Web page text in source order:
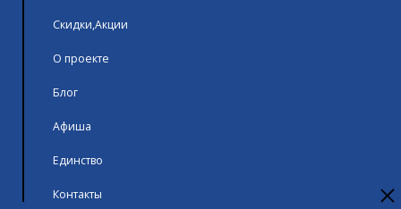
Скидки,Акции
О проекте
Блог
Афиша
Единство
Контакты